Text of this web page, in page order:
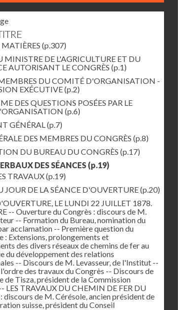
MATIÈRES (p.307)
MINISTRE DE L'AGRICULTURE ET DU
AUTORISANT LE CONGRÈS (p.1)
DU COMITÉ D'ORGANISATION -
EXÉCUTIVE(p.2)
DES QUESTIONS POSÉES PAR LE
(p.6)
GÉNÉRAL(p.7)
DES MEMBRES DU CONGRÈS (p.8)
DU BUREAU DU CONGRÈS (p.17)
DES SÉANCES (p.19)
TRAVAUX(p.19)
JOUR DE LA SÉANCE D'OUVERTURE(p.20)
LE LUNDI 22 JUILLET 1878.
-- Ouverture du Congrès : discours de M.
-- Formation du Bureau, nomination du
acclamation -- Première question du
: Extensions, prolongements et
des divers réseaux de chemins de fer au
du développement des relations
-- Discours de M. Levasseur, de l'Institut --
des travaux du Congrès -- Discours de
de Tisza, président de la Commission
LES TRAVAUX DU CHEMIN DE FER DU
discours de M. Cérésole, ancien président de
suisse, président du Conseil